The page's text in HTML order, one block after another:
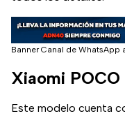
Banner Canal de WhatsApp
Xiaomi
Este modelo cuenta